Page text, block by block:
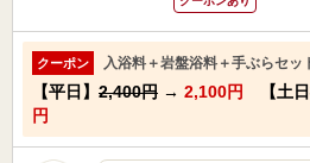
クーポン 入浴料＋岩盤浴料＋手ぶらセッ
【平日】 2,400円 → 2,100円 【土日
円